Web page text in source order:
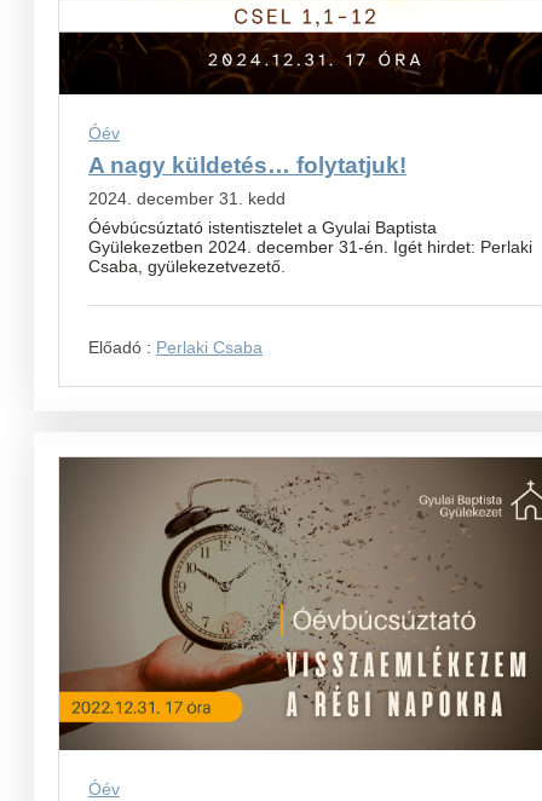
Óév
A nagy küldetés… folytatjuk!
2024. december 31. kedd
Óévbúcsúztató istentisztelet a Gyulai Baptista
Gyülekezetben 2024. december 31-én. Igét hirdet: Perlaki
Csaba, gyülekezetvezető.
Előadó : Perlaki Csaba
Óév